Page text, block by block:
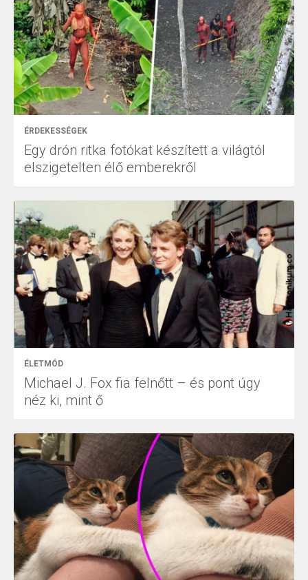
ÉRDEKESSÉGEK
Egy drón ritka fotókat készített a világtól
elszigetelten élő emberekről
ÉLETMÓD
Michael J. Fox fia felnőtt – és pont úgy
néz ki, mint ő